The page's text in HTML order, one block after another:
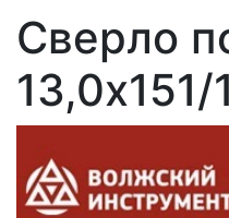
Сверло